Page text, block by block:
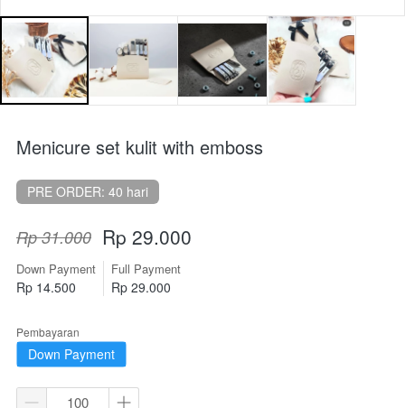
Menicure set kulit with emboss
PRE ORDER: 40 hari
Rp 31.000 Rp 29.000
Down Payment
Rp 14.500
Full Payment
Rp 29.000
Pembayaran
Down Payment